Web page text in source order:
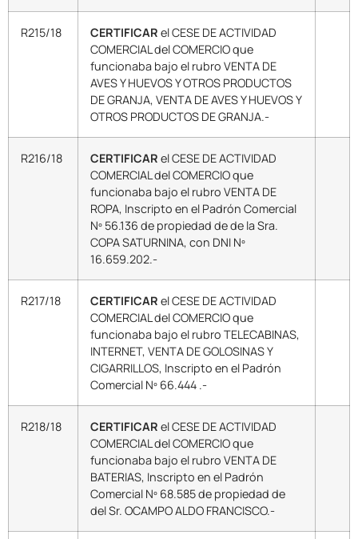
R215/18 CERTIFICAR el CESE DE ACTIVIDAD
COMERCIAL del COMERCIO que
funcionaba bajo el rubro VENTA DE
AVES Y HUEVOS Y OTROS PRODUCTOS
DE GRANJA, VENTA DE AVES Y HUEVOS Y
OTROS PRODUCTOS DE GRANJA.-
R216/18 CERTIFICAR el CESE DE ACTIVIDAD
COMERCIAL del COMERCIO que
funcionaba bajo el rubro VENTA DE
ROPA, Inscripto en el Padrón Comercial
Nº 56.136 de propiedad de de la Sra.
COPA SATURNINA, con DNI Nº
16.659.202.-
R217/18 CERTIFICAR el CESE DE ACTIVIDAD
COMERCIAL del COMERCIO que
funcionaba bajo el rubro TELECABINAS,
INTERNET, VENTA DE GOLOSINAS Y
CIGARRILLOS, Inscripto en el Padrón
Comercial Nº 66.444 .-
R218/18 CERTIFICAR el CESE DE ACTIVIDAD
COMERCIAL del COMERCIO que
funcionaba bajo el rubro VENTA DE
BATERIAS, Inscripto en el Padrón
Comercial Nº 68.585 de propiedad de
del Sr. OCAMPO ALDO FRANCISCO.-